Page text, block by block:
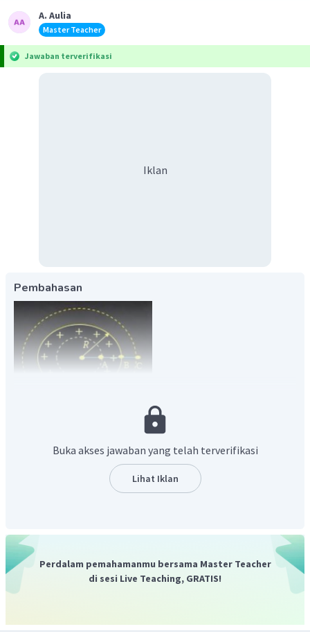
A. Aulia
Master Teacher
Jawaban terverifikasi
Iklan
Pembahasan
Kuat medan listrik pada bola konduktor:
- titik C:
Potensial listrik pada bola konduktor:
Buka akses jawaban yang telah terverifikasi
Lihat Iklan
Perdalam pemahamanmu bersama Master Teacher
di sesi Live Teaching, GRATIS!